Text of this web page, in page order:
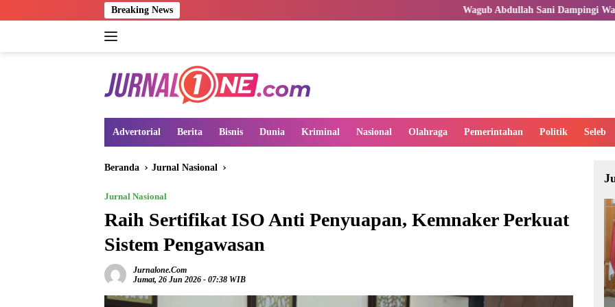
ke
Breaking News Wagub Abdullah Sani Dampingi Wamen Dikdasmen
Advertorial Berita Bisnis Dunia Kriminal Nasional Olahraga Pemerintahan Politik Seleb
Beranda Jurnal Nasional
Jurnal Nasional
Raih Sertifikat ISO Anti Penyuapan, Kemnaker Perkuat
Sistem Pengawasan
Jurnalone.com
Jumat, 26 Jun 2026 - 07:38 WIB